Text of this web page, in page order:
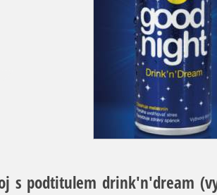
s podtitulem drink'n'dream